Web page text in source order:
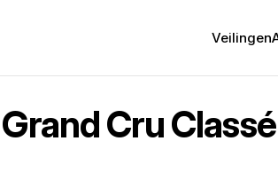
Veilingen
Cru